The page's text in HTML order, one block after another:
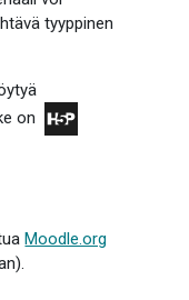
tyyppinen
on
Moodle.org